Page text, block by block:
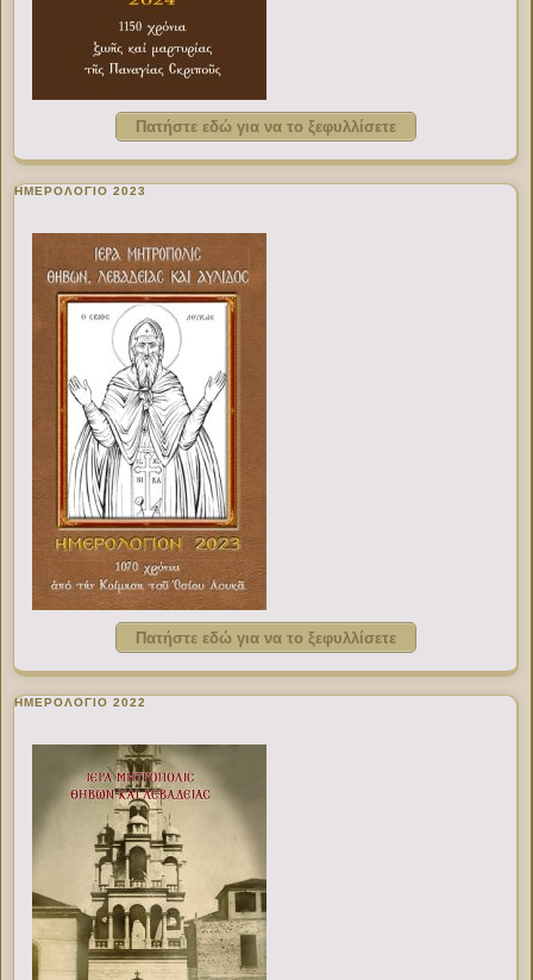
Πατήστε εδώ για να το ξεφυλλίσετε
ΗΜΕΡΟΛΟΓΙΟ 2023
Πατήστε εδώ για να το ξεφυλλίσετε
ΗΜΕΡΟΛΟΓΙΟ 2022